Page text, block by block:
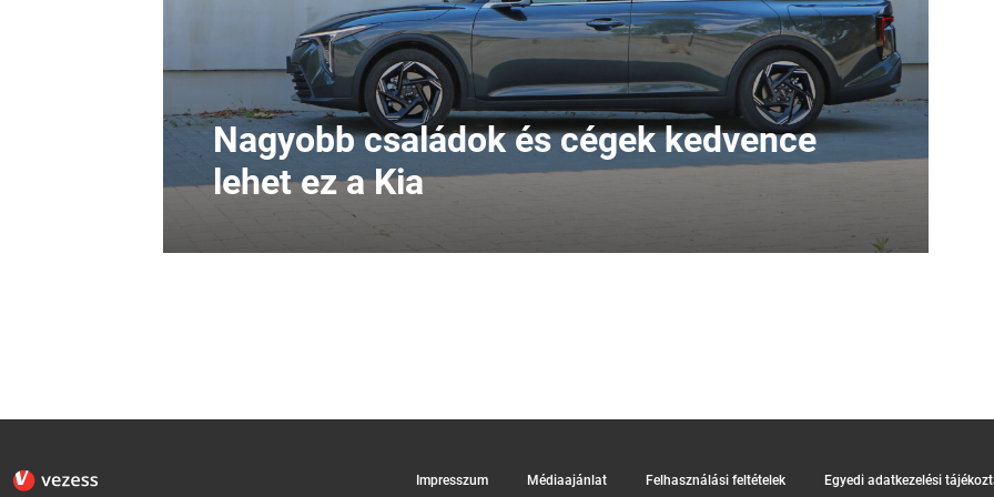
Nagyobb családok és cégek kedvence
lehet ez a Kia
Impresszum Médiaajánlat Felhasználási feltételek Egyedi adatkezelési